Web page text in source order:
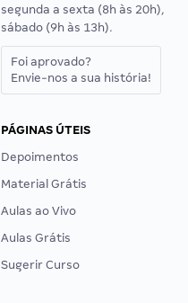
segunda a sexta (8h às 20h),
sábado (9h às 13h).
Foi aprovado?
Envie-nos a sua história!
PÁGINAS ÚTEIS
Depoimentos
Material Grátis
Aulas ao Vivo
Aulas Grátis
Sugerir Curso